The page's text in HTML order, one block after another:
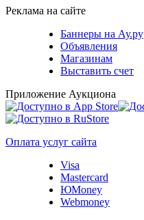
Реклама на сайте
Баннеры на Ау.ру
Объявления
Магазинам
Выставить счет
Приложение Аукциона
Оплата услуг сайта
Visa
Mastercard
ЮMoney
Webmoney